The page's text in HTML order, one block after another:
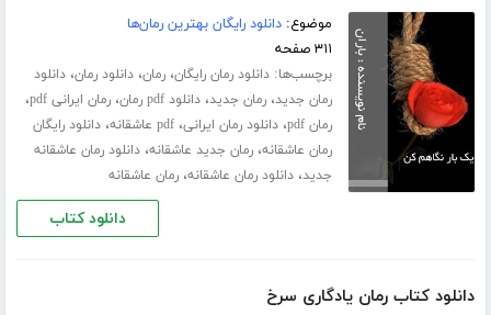
موضوع:دانلود رایگان بهترین رمان‌ها
۳۱۱ صفحه
برچسب‌ها:دانلود رمان رایگان،رمان،دانلود رمان،دانلود
رمان جدید،رمان جدید،دانلود pdf رمان ،رمان ایرانی pdf ،
رمان pdf ،دانلود رمان ایرانی،pdf عاشقانه ،دانلود رایگان
رمان عاشقانه،رمان جدید عاشقانه،دانلود رمان عاشقانه
جدید،دانلود رمان عاشقانه،رمان عاشقانه
دانلود کتاب
دانلود کتاب رمان یادگاری سرخ